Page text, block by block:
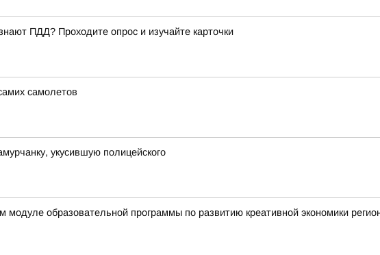
ПДД? Проходите опрос и изучайте карточки
самолетов
укусившую полицейского
модуле образовательной программы по развитию креативной экономики